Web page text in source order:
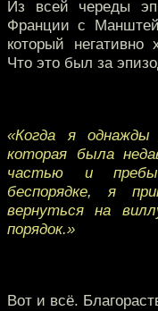
Из всей череды
Франции с
который негативно
Что это был за
«Когда я
которая была
частью и
беспорядке, я
вернуться на
порядок.»
Вот и всё.